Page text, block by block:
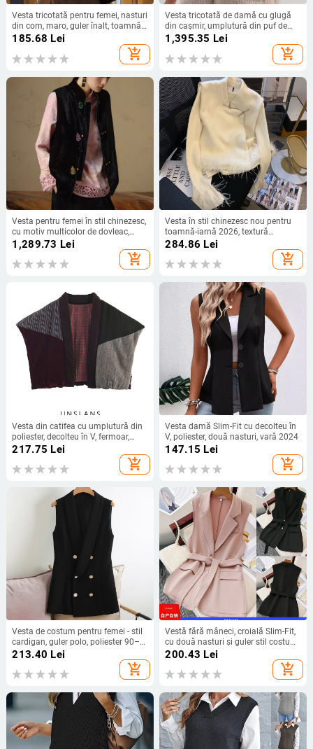
Vesta tricotată pentru femei, nasturi
din corn, maro, guler înalt, toamnă–
iarna 2025
185.68 Lei
add_shopping_cart
Vesta tricotată de damă cu glugă
din cașmir, umplutură din puf de
rață, croială lejeră, pentru toamna
2024
1,395.35 Lei
add_shopping_cart
Vesta pentru femei în stil chinezesc,
cu motiv multicolor de dovleac,
guler înalt, iarna 2025, amestec
mătase-viscose
1,289.73 Lei
add_shopping_cart
Vesta în stil chinezesc nou pentru
toamnă-iarnă 2026, textură
pufoasă, elegantă și versatilă, lux
284.86 Lei
add_shopping_cart
Vesta din catifea cu umplutură din
poliester, decolteu în V, fermoar,
lungime scurtă, pentru femei, stil
217.75 Lei
add_shopping_cart
Vesta damă Slim-Fit cu decolteu în
V, poliester, două nasturi, vară 2024
147.15 Lei
add_shopping_cart
Vesta de costum pentru femei - stil
cardigan, guler polo, poliester 90–
95%
213.40 Lei
add_shopping_cart
Vestă fără mâneci, croială Slim-Fit,
cu două nasturi și guler stil costum,
poliester 95%+, primăvara 2025
200.43 Lei
add_shopping_cart